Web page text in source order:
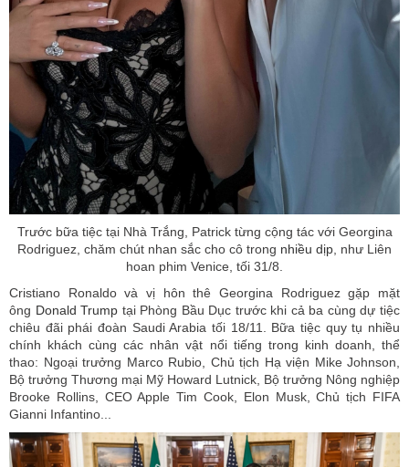
Trước bữa tiệc tại Nhà Trắng, Patrick từng cộng tác với Georgina
Rodriguez, chăm chút nhan sắc cho cô trong nhiều dịp, như Liên
hoan phim Venice, tối 31/8.
Cristiano Ronaldo và vị hôn thê Georgina Rodriguez gặp mặt
ông Donald Trump tại Phòng Bầu Dục trước khi cả ba cùng dự tiệc
chiêu đãi phái đoàn Saudi Arabia tối 18/11. Bữa tiệc quy tụ nhiều
chính khách cùng các nhân vật nổi tiếng trong kinh doanh, thể
thao: Ngoại trưởng Marco Rubio, Chủ tịch Hạ viện Mike Johnson,
Bộ trưởng Thương mại Mỹ Howard Lutnick, Bộ trưởng Nông nghiệp
Brooke Rollins, CEO Apple Tim Cook, Elon Musk, Chủ tịch FIFA
Gianni Infantino...